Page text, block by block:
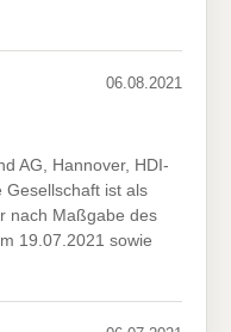
06.08.2021
AG, Hannover, HDI-
Gesellschaft ist als
nach Maßgabe des
19.07.2021 sowie